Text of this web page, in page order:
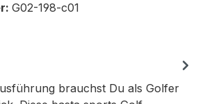
G02-198-c01
brauchst Du als Golfer